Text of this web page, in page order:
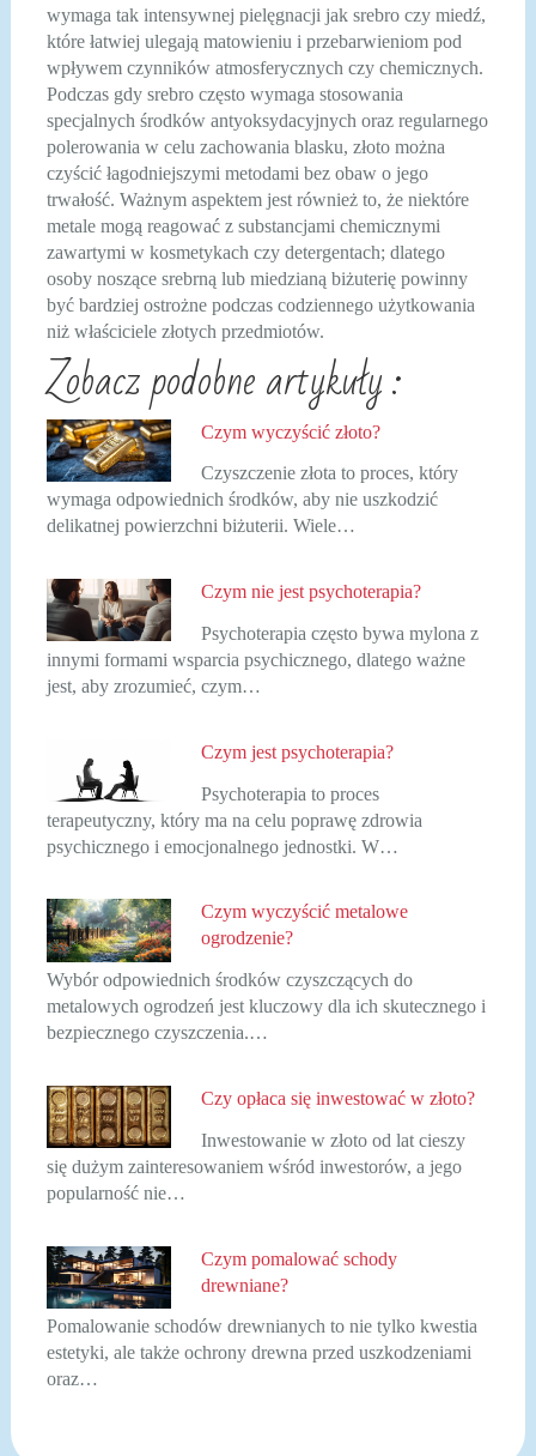
wymaga tak intensywnej pielęgnacji jak srebro czy miedź,
które łatwiej ulegają matowieniu i przebarwieniom pod
wpływem czynników atmosferycznych czy chemicznych.
Podczas gdy srebro często wymaga stosowania
specjalnych środków antyoksydacyjnych oraz regularnego
polerowania w celu zachowania blasku, złoto można
czyścić łagodniejszymi metodami bez obaw o jego
trwałość. Ważnym aspektem jest również to, że niektóre
metale mogą reagować z substancjami chemicznymi
zawartymi w kosmetykach czy detergentach; dlatego
osoby noszące srebrną lub miedzianą biżuterię powinny
być bardziej ostrożne podczas codziennego użytkowania
niż właściciele złotych przedmiotów.
Zobacz podobne artykuły :
Czym wyczyścić złoto?
Czyszczenie złota to proces, który
wymaga odpowiednich środków, aby nie uszkodzić
delikatnej powierzchni biżuterii. Wiele…
Czym nie jest psychoterapia?
Psychoterapia często bywa mylona z
innymi formami wsparcia psychicznego, dlatego ważne
jest, aby zrozumieć, czym…
Czym jest psychoterapia?
Psychoterapia to proces
terapeutyczny, który ma na celu poprawę zdrowia
psychicznego i emocjonalnego jednostki. W…
Czym wyczyścić metalowe
ogrodzenie?
Wybór odpowiednich środków czyszczących do
metalowych ogrodzeń jest kluczowy dla ich skutecznego i
bezpiecznego czyszczenia.…
Czy opłaca się inwestować w złoto?
Inwestowanie w złoto od lat cieszy
się dużym zainteresowaniem wśród inwestorów, a jego
popularność nie…
Czym pomalować schody
drewniane?
Pomalowanie schodów drewnianych to nie tylko kwestia
estetyki, ale także ochrony drewna przed uszkodzeniami
oraz…